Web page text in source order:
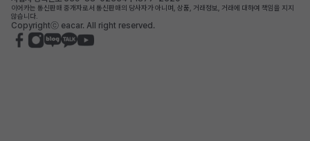
이어카는 통신판매 중개자로서 통신판매의 당사자가 아니며, 상품, 거래정보, 거래에 대하여 책임을 지지
않습니다.
Copyrightⓒ eacar. All right reserved.